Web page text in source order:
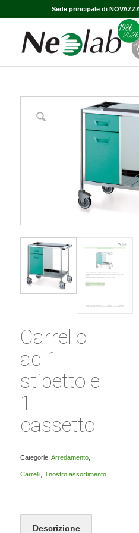
Sede principale di
Carrello
ad 1
stipetto e
1
cassetto
Categorie: Arredamento,
Carrelli, Il nostro assortimento
Descrizione